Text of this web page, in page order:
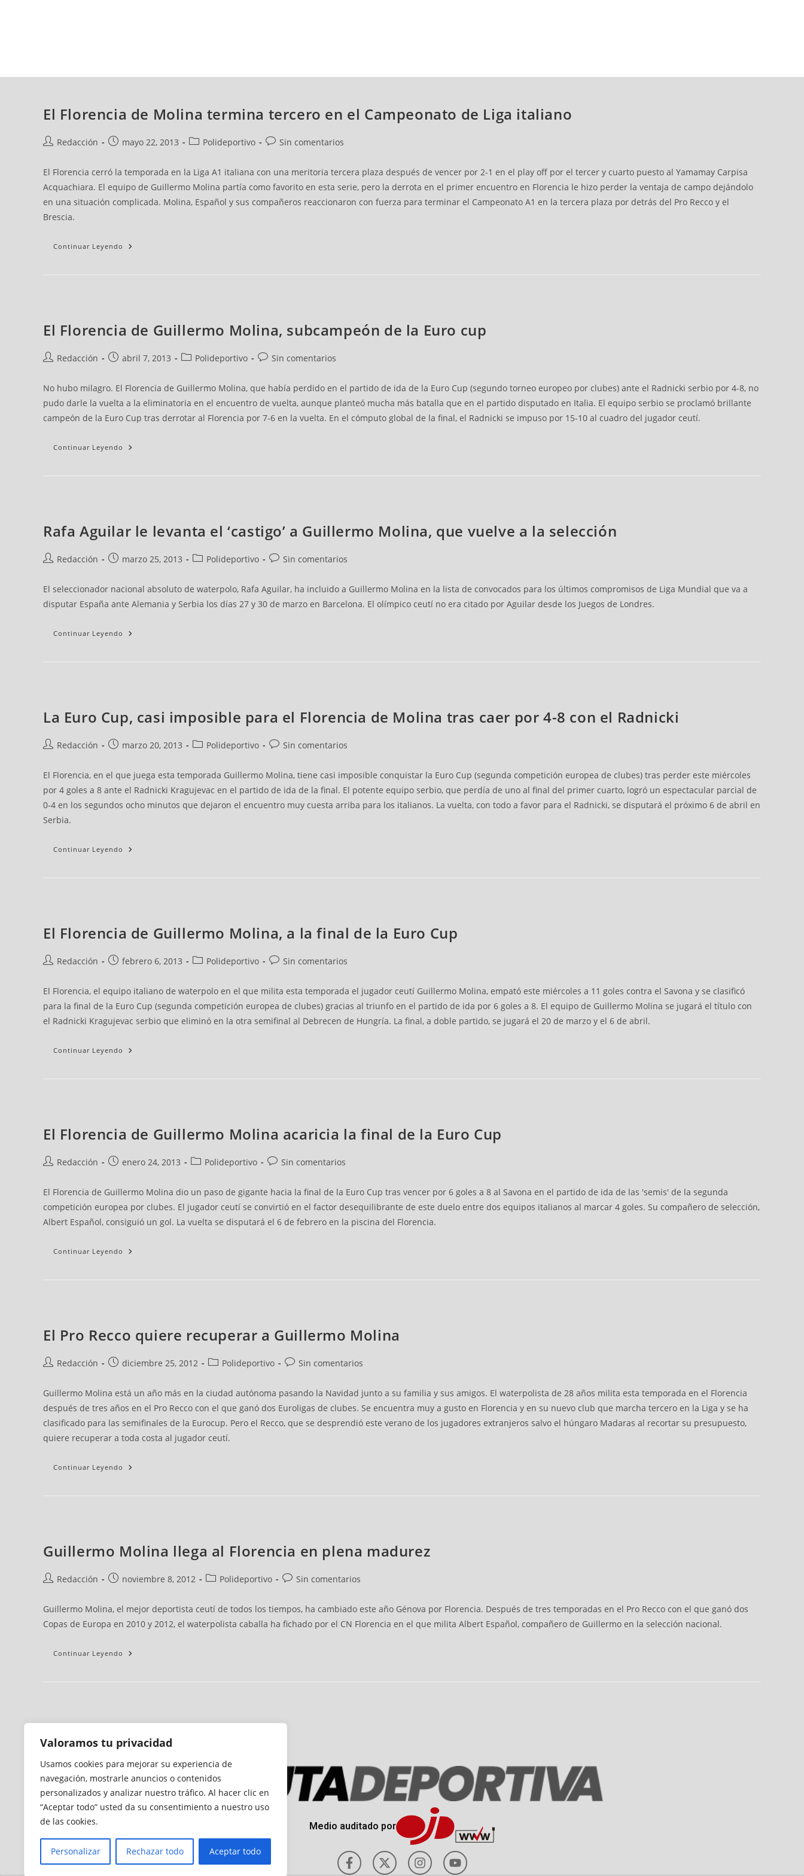
Valoramos tu privacidad
Usamos cookies para mejorar su experiencia de
navegación, mostrarle anuncios o contenidos
personalizados y analizar nuestro tráfico. Al hacer clic en
“Aceptar todo” usted da su consentimiento a nuestro uso
de las cookies.
Personalizar Rechazar todo Aceptar todo
El Florencia de Molina termina tercero en el Campeonato de Liga italiano
Redacción mayo 22, 2013 Polideportivo Sin comentarios
El Florencia cerró la temporada en la Liga A1 italiana con una meritoria tercera plaza después de vencer por 2-1 en el play off por el tercer y cuarto puesto al Yamamay Carpisa
Acquachiara. El equipo de Guillermo Molina partía como favorito en esta serie, pero la derrota en el primer encuentro en Florencia le hizo perder la ventaja de campo dejándolo
en una situación complicada. Molina, Español y sus compañeros reaccionaron con fuerza para terminar el Campeonato A1 en la tercera plaza por detrás del Pro Recco y el
Brescia.
Continuar Leyendo
El Florencia de Guillermo Molina, subcampeón de la Euro cup
Redacción abril 7, 2013 Polideportivo Sin comentarios
No hubo milagro. El Florencia de Guillermo Molina, que había perdido en el partido de ida de la Euro Cup (segundo torneo europeo por clubes) ante el Radnicki serbio por 4-8, no
pudo darle la vuelta a la eliminatoria en el encuentro de vuelta, aunque planteó mucha más batalla que en el partido disputado en Italia. El equipo serbio se proclamó brillante
campeón de la Euro Cup tras derrotar al Florencia por 7-6 en la vuelta. En el cómputo global de la final, el Radnicki se impuso por 15-10 al cuadro del jugador ceutí.
Continuar Leyendo
Rafa Aguilar le levanta el ‘castigo’ a Guillermo Molina, que vuelve a la selección
Redacción marzo 25, 2013 Polideportivo Sin comentarios
El seleccionador nacional absoluto de waterpolo, Rafa Aguilar, ha incluido a Guillermo Molina en la lista de convocados para los últimos compromisos de Liga Mundial que va a
disputar España ante Alemania y Serbia los días 27 y 30 de marzo en Barcelona. El olímpico ceutí no era citado por Aguilar desde los Juegos de Londres.
Continuar Leyendo
La Euro Cup, casi imposible para el Florencia de Molina tras caer por 4-8 con el Radnicki
Redacción marzo 20, 2013 Polideportivo Sin comentarios
El Florencia, en el que juega esta temporada Guillermo Molina, tiene casi imposible conquistar la Euro Cup (segunda competición europea de clubes) tras perder este miércoles
por 4 goles a 8 ante el Radnicki Kragujevac en el partido de ida de la final. El potente equipo serbio, que perdía de uno al final del primer cuarto, logró un espectacular parcial de
0-4 en los segundos ocho minutos que dejaron el encuentro muy cuesta arriba para los italianos. La vuelta, con todo a favor para el Radnicki, se disputará el próximo 6 de abril en
Serbia.
Continuar Leyendo
El Florencia de Guillermo Molina, a la final de la Euro Cup
Redacción febrero 6, 2013 Polideportivo Sin comentarios
El Florencia, el equipo italiano de waterpolo en el que milita esta temporada el jugador ceutí Guillermo Molina, empató este miércoles a 11 goles contra el Savona y se clasificó
para la final de la Euro Cup (segunda competición europea de clubes) gracias al triunfo en el partido de ida por 6 goles a 8. El equipo de Guillermo Molina se jugará el título con
el Radnicki Kragujevac serbio que eliminó en la otra semifinal al Debrecen de Hungría. La final, a doble partido, se jugará el 20 de marzo y el 6 de abril.
Continuar Leyendo
El Florencia de Guillermo Molina acaricia la final de la Euro Cup
Redacción enero 24, 2013 Polideportivo Sin comentarios
El Florencia de Guillermo Molina dio un paso de gigante hacia la final de la Euro Cup tras vencer por 6 goles a 8 al Savona en el partido de ida de las 'semis' de la segunda
competición europea por clubes. El jugador ceutí se convirtió en el factor desequilibrante de este duelo entre dos equipos italianos al marcar 4 goles. Su compañero de selección,
Albert Español, consiguió un gol. La vuelta se disputará el 6 de febrero en la piscina del Florencia.
Continuar Leyendo
El Pro Recco quiere recuperar a Guillermo Molina
Redacción diciembre 25, 2012 Polideportivo Sin comentarios
Guillermo Molina está un año más en la ciudad autónoma pasando la Navidad junto a su familia y sus amigos. El waterpolista de 28 años milita esta temporada en el Florencia
después de tres años en el Pro Recco con el que ganó dos Euroligas de clubes. Se encuentra muy a gusto en Florencia y en su nuevo club que marcha tercero en la Liga y se ha
clasificado para las semifinales de la Eurocup. Pero el Recco, que se desprendió este verano de los jugadores extranjeros salvo el húngaro Madaras al recortar su presupuesto,
quiere recuperar a toda costa al jugador ceutí.
Continuar Leyendo
Guillermo Molina llega al Florencia en plena madurez
Redacción noviembre 8, 2012 Polideportivo Sin comentarios
Guillermo Molina, el mejor deportista ceutí de todos los tiempos, ha cambiado este año Génova por Florencia. Después de tres temporadas en el Pro Recco con el que ganó dos
Copas de Europa en 2010 y 2012, el waterpolista caballa ha fichado por el CN Florencia en el que milita Albert Español, compañero de Guillermo en la selección nacional.
Continuar Leyendo
Medio auditado por